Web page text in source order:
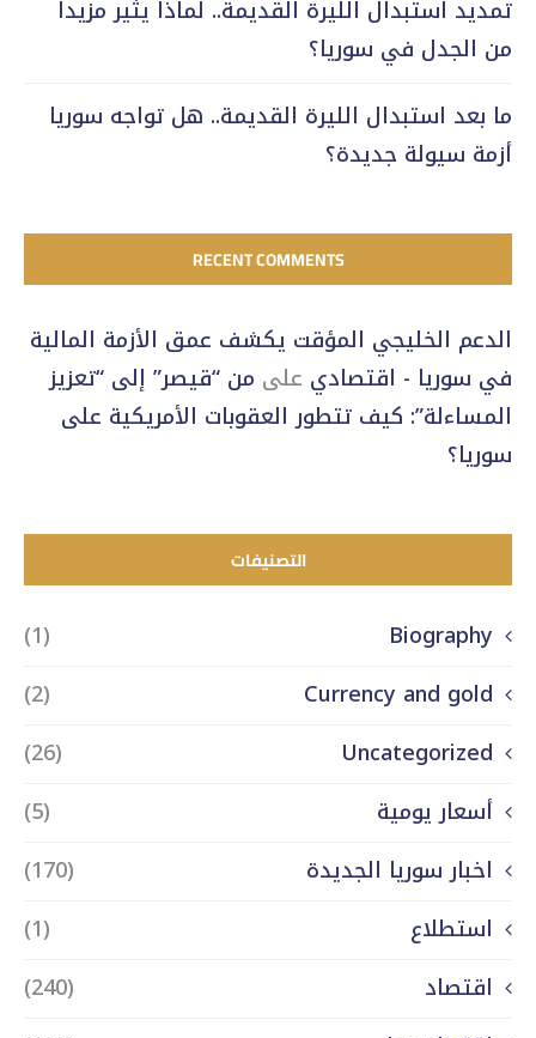
تمديد استبدال الليرة القديمة.. لماذا يثير مزيداً
من الجدل في سوريا؟
ما بعد استبدال الليرة القديمة.. هل تواجه سوريا
أزمة سيولة جديدة؟
RECENT COMMENTS
الدعم الخليجي المؤقت يكشف عمق الأزمة المالية
في سوريا - اقتصادي على من “قيصر” إلى “تعزيز
المساءلة”: كيف تتطور العقوبات الأمريكية على
سوريا؟
التصنيفات
Biography
(1)
Currency and gold
(2)
Uncategorized
(26)
أسعار يومية
(5)
اخبار سوريا الجديدة
(170)
استطلاع
(1)
اقتصاد
(240)